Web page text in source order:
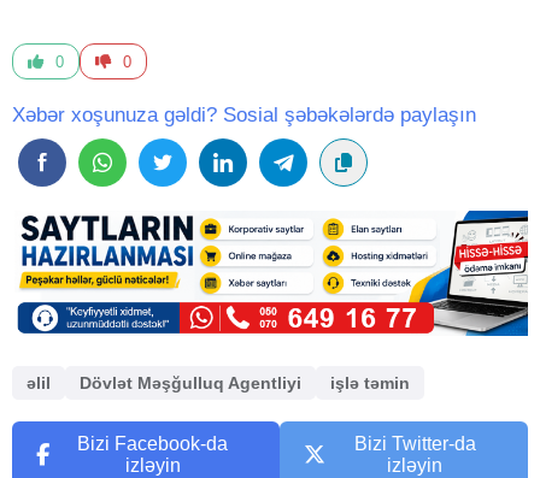
0 0
Xəbər xoşunuza gəldi? Sosial şəbəkələrdə paylaşın
əlil Dövlət Məşğulluq Agentliyi işlə təmin
Bizi Facebook-da
izləyin
Bizi Twitter-da
izləyin